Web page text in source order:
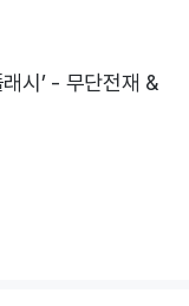
시’ - 무단전재 &